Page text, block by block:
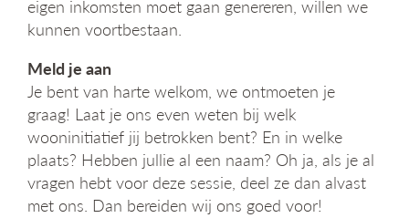
eigen inkomsten moet gaan genereren, willen we
kunnen voortbestaan.
Meld je aan
Je bent van harte welkom, we ontmoeten je
graag! Laat je ons even weten bij welk
wooninitiatief jij betrokken bent? En in welke
plaats? Hebben jullie al een naam? Oh ja, als je al
vragen hebt voor deze sessie, deel ze dan alvast
met ons. Dan bereiden wij ons goed voor!